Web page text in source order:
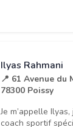
Ilyas Rahmani
📍 61 Avenue du
78300 Poissy
Je m’appelle
coach sportif